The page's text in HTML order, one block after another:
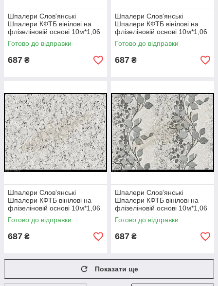
Шпалери Слов'янські
Шпалери КФТБ вінілові на
флізеліновій основі 10м*1,06
9В109 Вів'єн 2 3616-02
Готово до відправки
687 ₴
Шпалери Слов'янські
Шпалери КФТБ вінілові на
флізеліновій основі 10м*1,06
9В109 Вів'єн 2 3616-05
Готово до відправки
687 ₴
Шпалери Слов'янські
Шпалери КФТБ вінілові на
флізеліновій основі 10м*1,06
9В109 Вів'єн 2 3616-10
Готово до відправки
687 ₴
Шпалери Слов'янські
Шпалери КФТБ вінілові на
флізеліновій основі 10м*1,06
9В109 Вів'єн 3615-10
Готово до відправки
687 ₴
Показати ще